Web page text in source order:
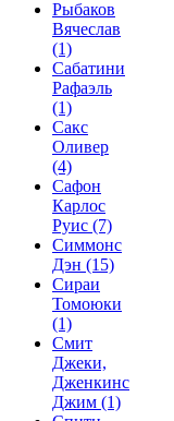
Рыбаков
Вячеслав
(1)
Сабатини
Рафаэль
(1)
Сакс
Оливер
(4)
Сафон
Карлос
Руис (7)
Симмонс
Дэн (15)
Сираи
Томоюки
(1)
Смит
Джеки,
Дженкинс
Джим (1)